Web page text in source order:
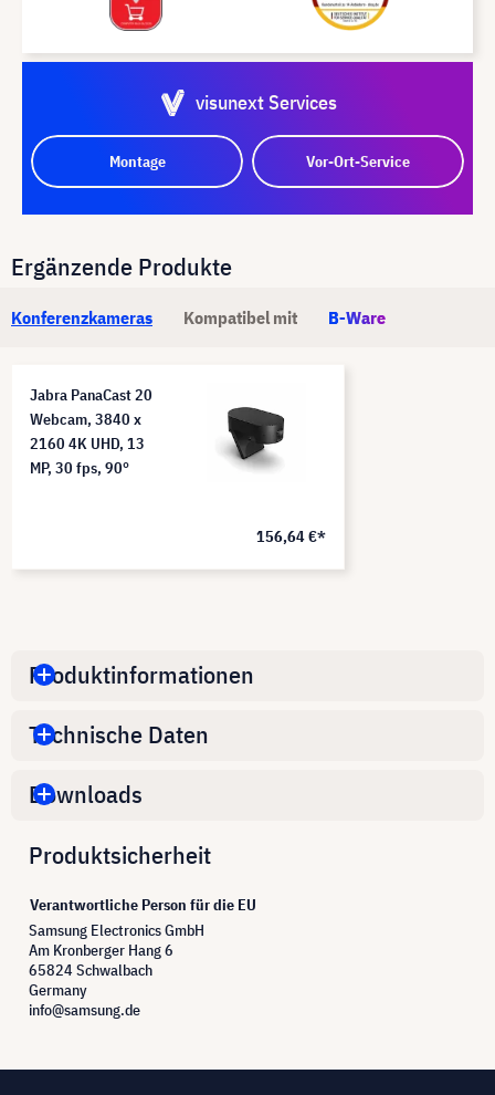
visunext Services
Montage Vor-Ort-Service
Ergänzende Produkte
Konferenzkameras Kompatibel mit B-Ware
Jabra PanaCast 20
Webcam, 3840 x
2160 4K UHD, 13
MP, 30 fps, 90°
156,64 €*
Produktinformationen
Technische Daten
Downloads
Produktsicherheit
Verantwortliche Person für die EU
Samsung Electronics GmbH
Am Kronberger Hang 6
65824 Schwalbach
Germany
info@samsung.de